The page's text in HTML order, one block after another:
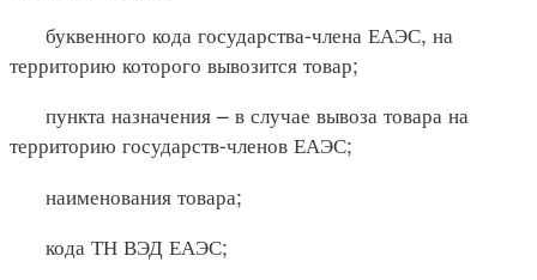
буквенного кода государства-члена ЕАЭС, на
территорию которого вывозится товар;
пункта назначения – в случае вывоза товара на
территорию государств-членов ЕАЭС;
наименования товара;
кода ТН ВЭД ЕАЭС;